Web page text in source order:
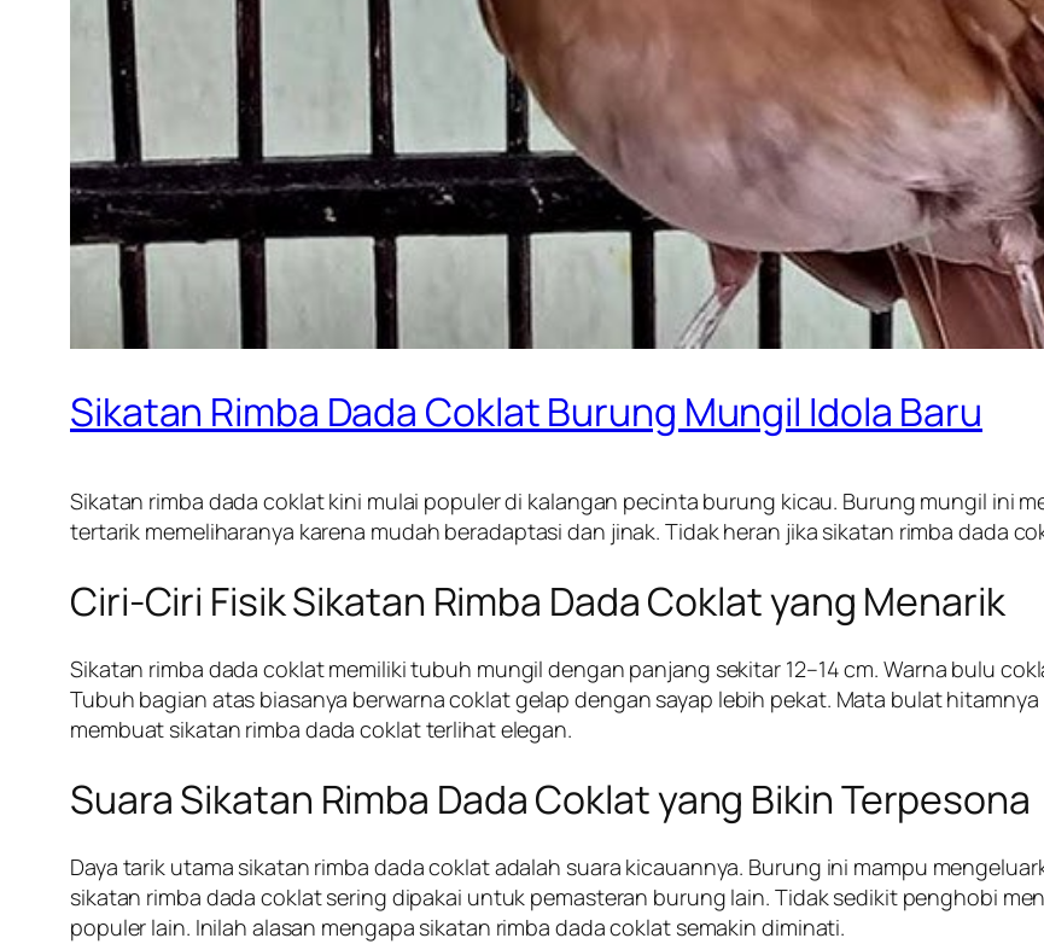
Sikatan Rimba Dada Coklat Burung Mungil Idola Baru
Sikatan rimba dada coklat kini mulai populer di kalangan pecinta burung kicau. Burung mungil ini
tertarik memeliharanya karena mudah beradaptasi dan jinak. Tidak heran jika sikatan rimba dada
Ciri-Ciri Fisik Sikatan Rimba Dada Coklat yang Menarik
Sikatan rimba dada coklat memiliki tubuh mungil dengan panjang sekitar 12–14 cm. Warna bulu
Tubuh bagian atas biasanya berwarna coklat gelap dengan sayap lebih pekat. Mata bulat
membuat sikatan rimba dada coklat terlihat elegan.
Suara Sikatan Rimba Dada Coklat yang Bikin Terpesona
Daya tarik utama sikatan rimba dada coklat adalah suara kicauannya. Burung ini mampu
sikatan rimba dada coklat sering dipakai untuk pemasteran burung lain. Tidak sedikit penghobi
populer lain. Inilah alasan mengapa sikatan rimba dada coklat semakin diminati.